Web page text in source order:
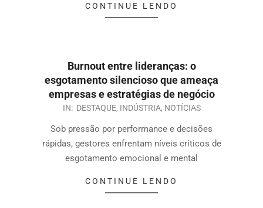
CONTINUE LENDO
Burnout entre lideranças: o
esgotamento silencioso que ameaça
empresas e estratégias de negócio
IN: DESTAQUE, INDÚSTRIA, NOTÍCIAS
Sob pressão por performance e decisões
rápidas, gestores enfrentam níveis críticos de
esgotamento emocional e mental
CONTINUE LENDO